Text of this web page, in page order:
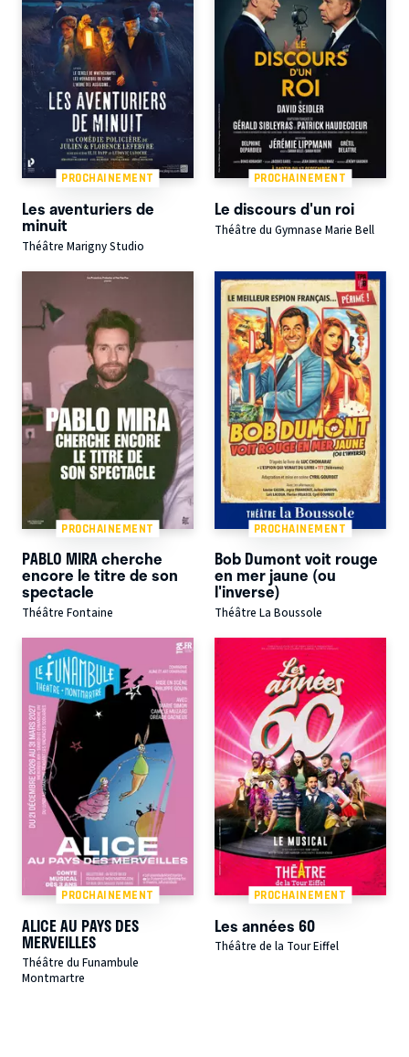
PROCHAINEMENT
Les aventuriers de
minuit
Théâtre Marigny Studio
PROCHAINEMENT
Le discours d'un roi
Théâtre du Gymnase Marie Bell
PROCHAINEMENT
PABLO MIRA cherche
encore le titre de son
spectacle
Théâtre Fontaine
PROCHAINEMENT
Bob Dumont voit rouge
en mer jaune (ou
l'inverse)
Théâtre La Boussole
PROCHAINEMENT
ALICE AU PAYS DES
MERVEILLES
Théâtre du Funambule
Montmartre
PROCHAINEMENT
Les années 60
Théâtre de la Tour Eiffel